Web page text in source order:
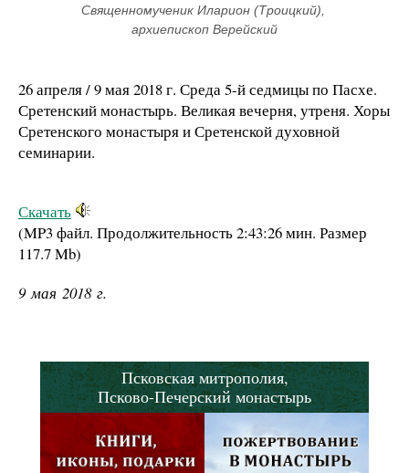
Священномученик Иларион (Троицкий),
архиепископ Верейский
26 апреля / 9 мая 2018 г. Среда 5-й седмицы по Пасхе.
Сретенский монастырь. Великая вечерня, утреня. Хоры
Сретенского монастыря и Сретенской духовной
семинарии.
Скачать
(MP3 файл. Продолжительность2:43:26 мин. Размер
117.7 Mb)
9 мая 2018 г.
Псковская митрополия,
Псково-Печерский монастырь